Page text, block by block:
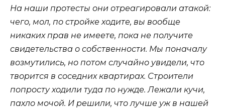
На наши протесты они отреагировали атакой:
чего, мол, по стройке ходите, вы вообще
никаких прав не имеете, пока не получите
свидетельства о собственности. Мы поначалу
возмутились, но потом случайно увидели, что
творится в соседних квартирах. Строители
попросту ходили туда по нужде. Лежали кучи,
пахло мочой. И решили, что лучше уж в нашей